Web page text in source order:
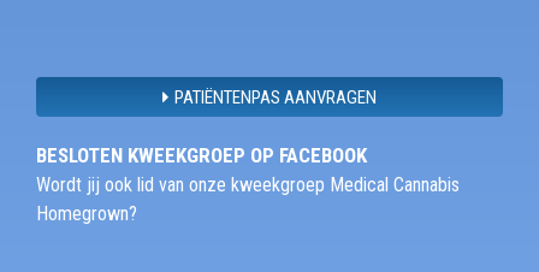
PATIËNTENPAS AANVRAGEN
BESLOTEN KWEEKGROEP OP FACEBOOK
Wordt jij ook lid van onze kweekgroep Medical Cannabis
Homegrown?